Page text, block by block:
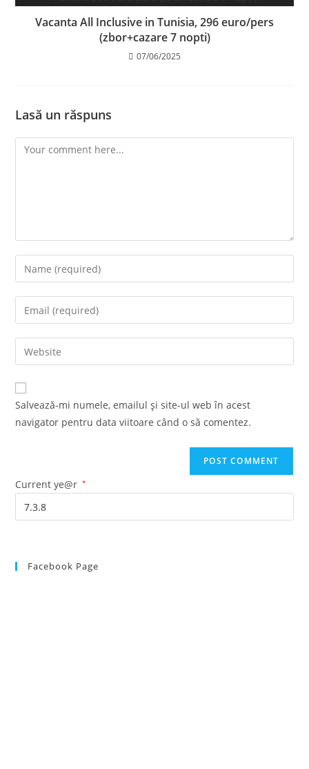
Vacanta All Inclusive in Tunisia, 296 euro/pers
(zbor+cazare 7 nopti)
07/06/2025
Lasă un răspuns
Comment
Enter
your
name
comment
Enter
your
email
address
comment
Enter
your
website
URL
Salvează-mi numele, emailul și site-ul web în acest
navigator pentru data viitoare când o să comentez.
Current ye@r *
Facebook Page